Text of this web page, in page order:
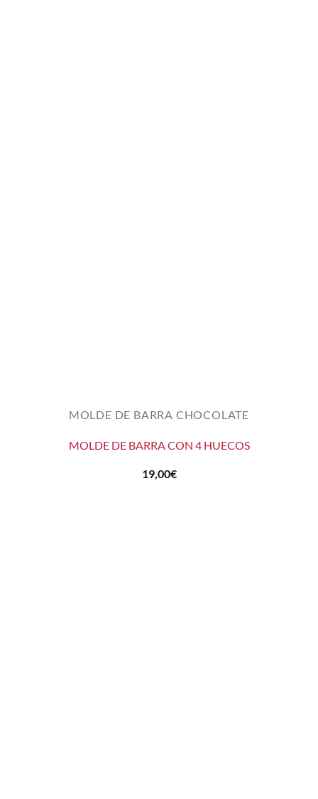
MOLDE DE BARRA CHOCOLATE
MOLDE DE BARRA CON 4 HUECOS
19,00€